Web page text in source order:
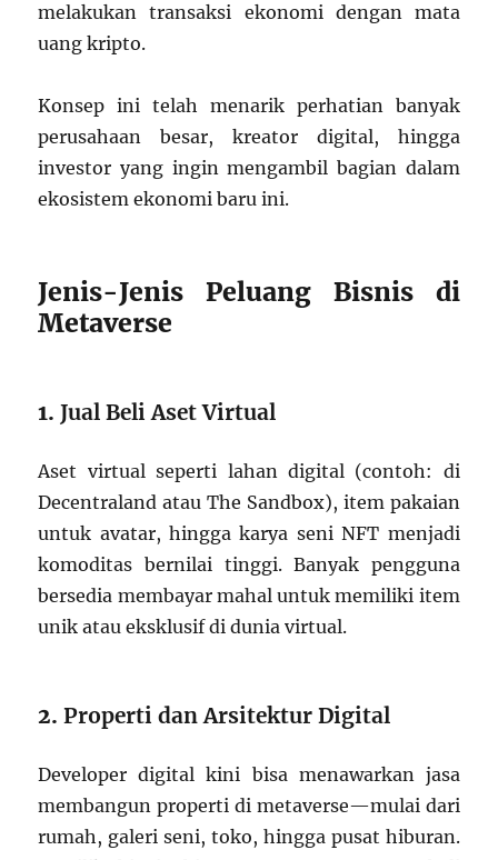
melakukan transaksi ekonomi dengan mata
uang kripto.
Konsep ini telah menarik perhatian banyak
perusahaan besar, kreator digital, hingga
investor yang ingin mengambil bagian dalam
ekosistem ekonomi baru ini.
Jenis-Jenis Peluang Bisnis di
Metaverse
1.Jual Beli Aset Virtual
Aset virtual seperti lahan digital (contoh: di
Decentraland atau The Sandbox), item pakaian
untuk avatar, hingga karya seni NFT menjadi
komoditas bernilai tinggi. Banyak pengguna
bersedia membayar mahal untuk memiliki item
unik atau eksklusif di dunia virtual.
2.Properti dan Arsitektur Digital
Developer digital kini bisa menawarkan jasa
membangun properti di metaverse—mulai dari
rumah, galeri seni, toko, hingga pusat hiburan.